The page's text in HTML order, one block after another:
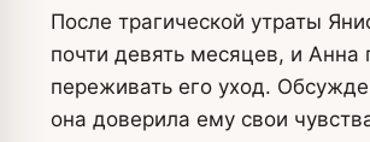
После трагической утраты
почти девять месяцев, и Анна
переживать его уход.
она доверила ему свои